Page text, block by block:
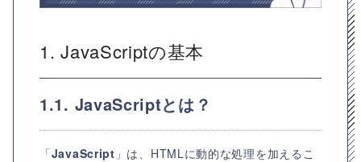
1. JavaScriptの基本
1.1. JavaScriptとは？
「JavaScript 」は、HTMLに動的な処理を加えるこ